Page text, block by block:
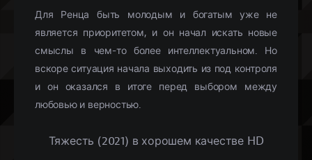
Для Ренца быть молодым и богатым уже не
является приоритетом, и он начал искать новые
смыслы в чем-то более интеллектуальном. Но
вскоре ситуация начала выходить из под контроля
и он оказался в итоге перед выбором между
любовью и верностью.
Тяжесть (2021) в хорошем качестве HD